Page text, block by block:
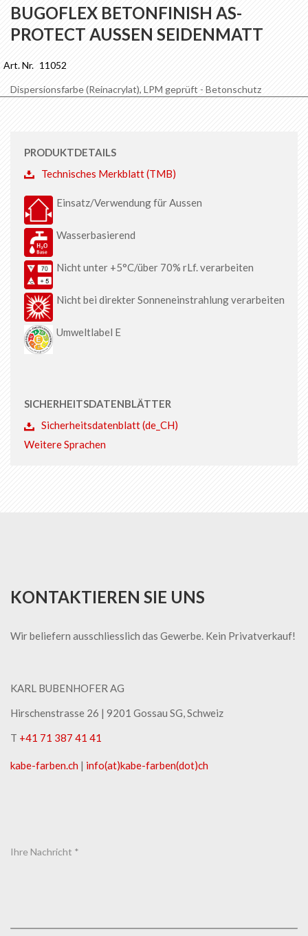
BUGOFLEX BETONFINISH AS-
PROTECT AUSSEN SEIDENMATT
Art. Nr. 11052
Anfang
der
Bildgalerie
PRODUKTDETAILS
Technisches Merkblatt (TMB)
Einsatz/Verwendung für Aussen
Wasserbasierend
Nicht unter +5°C/über 70% rLf. verarbeiten
Nicht bei direkter Sonneneinstrahlung verarbeiten
Umweltlabel E
SICHERHEITSDATENBLÄTTER
Sicherheitsdatenblatt (de_CH)
Weitere Sprachen
Dispersionsfarbe (Reinacrylat), LPM geprüft - Betonschutz
KONTAKTIEREN SIE UNS
Wir beliefern ausschliesslich das Gewerbe. Kein Privatverkauf!
KARL BUBENHOFER AG
Hirschenstrasse 26 | ​9201 Gossau SG, Schweiz
T +41 71 387 41 41
kabe-​farben.ch | info(at)kabe-​farben(dot)ch